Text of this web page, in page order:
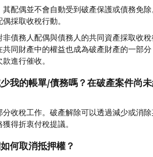
配偶並不會自動受到破產保護或債務免
採取收稅行動。
債務人配偶與債務人的共同資產採取收
同財產中的權益也成為破產財產的一部
進行催收。
我的帳單/債務嗎？在破產案件尚
收稅工作。破產解除可以透過減少或消
得折衷付稅提議。
何取消抵押權？